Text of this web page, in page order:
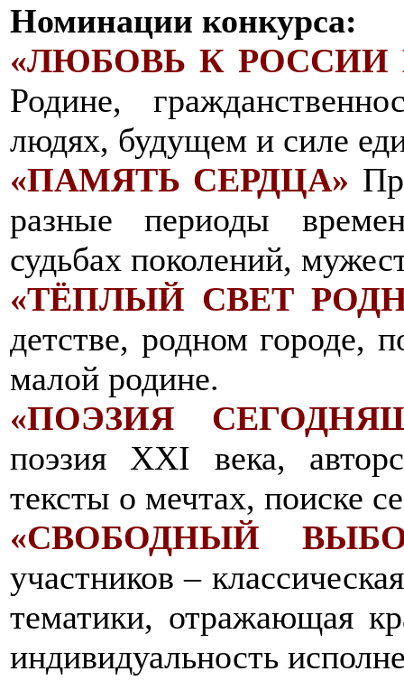
Номинации конкурса:
«ЛЮБОВЬ К РОССИИ
Родине,
людях, будущем и силе
«ПАМЯТЬ СЕРДЦА»
разные периоды
судьбах поколений,
«ТЁПЛЫЙ СВЕТ
детстве, родном городе,
малой родине.
«ПОЭЗИЯ
поэзия XXI века,
тексты о мечтах, поиске
«СВОБОДНЫЙ
участников –
тематики, отражающая
индивидуальность